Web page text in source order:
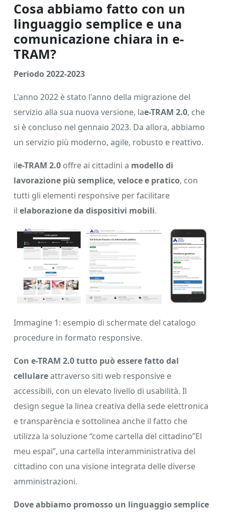
Cosa abbiamo fatto con un
linguaggio semplice e una
comunicazione chiara in e-
TRAM?
Periodo 2022-2023
L'anno 2022 è stato l'anno della migrazione del
servizio alla sua nuova versione, lae-TRAM 2.0, che
si è concluso nel gennaio 2023. Da allora, abbiamo
un servizio più moderno, agile, robusto e reattivo.
ile-TRAM 2.0 offre ai cittadini a modello di
lavorazione più semplice, veloce e pratico, con
tutti gli elementi responsive per facilitare
il elaborazione da dispositivi mobili.
Immagine 1: esempio di schermate del catalogo
procedure in formato responsive.
Con e-TRAM 2.0 tutto può essere fatto dal
cellulareattraverso siti web responsive e
accessibili, con un elevato livello di usabilità. Il
design segue la linea creativa della sede elettronica
e transparència e sottolinea anche il fatto che
utilizza la soluzione “come cartella del cittadino”El
meu espai”, una cartella interamministrativa del
cittadino con una visione integrata delle diverse
amministrazioni.
Dove abbiamo promosso un linguaggio semplice